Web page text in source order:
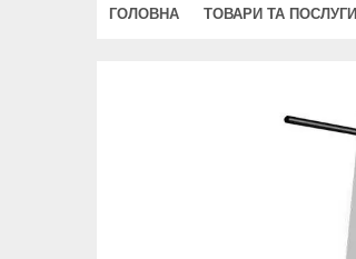
ГОЛОВНА ТОВАРИ ТА ПОСЛУГИ